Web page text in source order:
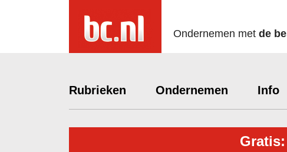
Ondernemen met de
Rubrieken Ondernemen Info
Gratis: